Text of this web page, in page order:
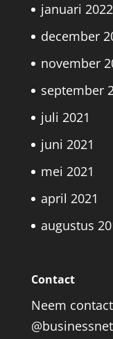
januari 2022
december
november
september
juli 2021
juni 2021
mei 2021
april 2021
augustus
Contact
Neem